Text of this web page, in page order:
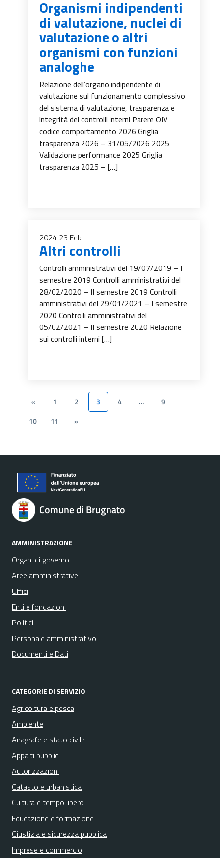
Organismi indipendenti
di valutazione, nuclei di
valutazione o altri
organismi con funzioni
analoghe
Relazione dell’organo indipendente di
valutazione sul funzionamento complessivo
del sistema di valutazione, trasparenza e
integrità dei controlli interni Parere OIV
codice comportamento 2026 Griglia
trasparenza 2026 – 31/05/2026 2025
Validazione performance 2025 Griglia
trasparenza 2025 – […]
2024 23 Feb
Altri controlli
Controlli amministrativi del 19/07/2019 – I
semestre 2019 Controlli amministrativi del
28/02/2020 – II semestre 2019 Controlli
amministrativi del 29/01/2021 – I semestre
2020 Controlli amministrativi del
05/02/2021 – II semestre 2020 Relazione
sui controlli interni […]
« 1 2 3 4 …
9
10
11 »
Comune di Brugnato
AMMINISTRAZIONE
Organi di governo
Aree amministrative
Uffici
Enti e fondazioni
Politici
Personale amministrativo
Documenti e Dati
CATEGORIE DI SERVIZIO
Agricoltura e pesca
Ambiente
Anagrafe e stato civile
Appalti pubblici
Autorizzazioni
Catasto e urbanistica
Cultura e tempo libero
Educazione e formazione
Giustizia e sicurezza pubblica
Imprese e commercio